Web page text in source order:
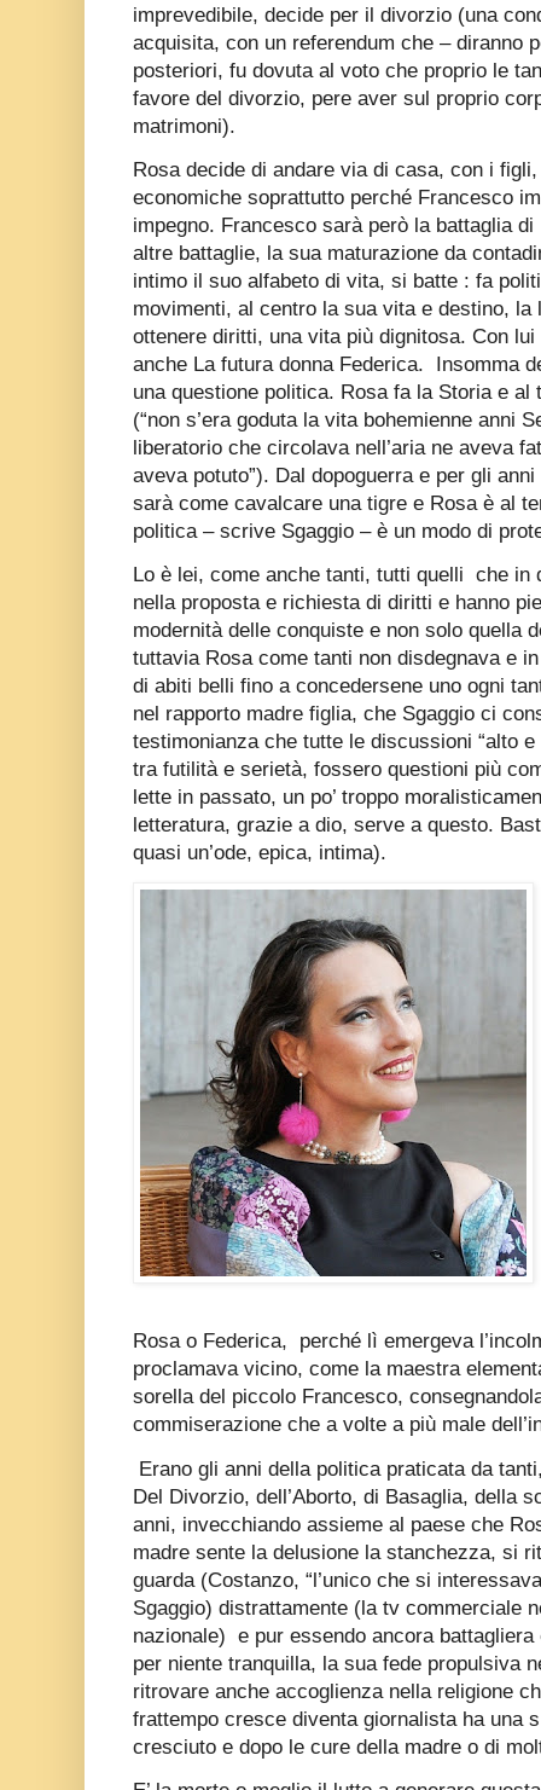
imprevedibile, decide per il divorzio (una
acquisita, con un referendum che – diranno
posteriori, fu dovuta al voto che proprio le
favore del divorzio, pere aver sul proprio
matrimoni).
Rosa decide di andare via di casa, con i figli,
economiche soprattutto perché Francesco
impegno. Francesco sarà però la battaglia
altre battaglie, la sua maturazione da
intimo il suo alfabeto di vita, si batte : fa
movimenti, al centro la sua vita e destino, la
ottenere diritti, una vita più dignitosa. Con
anche La futura donna Federica.
Insomma
una questione politica. Rosa fa la Storia e al
(“non s’era goduta la vita bohemienne anni
liberatorio che circolava nell’aria ne aveva
aveva potuto”). Dal dopoguerra e per gli
sarà come cavalcare una tigre e Rosa è al
politica – scrive Sgaggio – è un modo di
Lo è lei, come anche tanti, tutti quelli che in
nella proposta e richiesta di diritti e hanno
modernità delle conquiste e non solo quella
tuttavia Rosa come tanti non disdegnava e
di abiti belli fino a concedersene uno ogni
nel rapporto madre figlia, che Sgaggio ci
testimonianza che tutte le discussioni “alto
tra futilità e serietà, fossero questioni più
lette in passato, un po’ troppo
letteratura, grazie a dio, serve a questo.
quasi un’ode, epica, intima).
Rosa o Federica,
perché lì emergeva
proclamava vicino, come la maestra
sorella del piccolo Francesco,
commiserazione che a volte a più male
Erano gli anni della politica praticata da
Del Divorzio, dell’Aborto, di Basaglia, della
anni, invecchiando assieme al paese che
madre sente la delusione la stanchezza, si
guarda (Costanzo, “l’unico che si
Sgaggio) distrattamente (la tv commerciale
nazionale) e pur essendo ancora
per niente tranquilla, la sua fede propulsiva
ritrovare anche accoglienza nella religione
frattempo cresce diventa giornalista ha una
cresciuto e dopo le cure della madre o di